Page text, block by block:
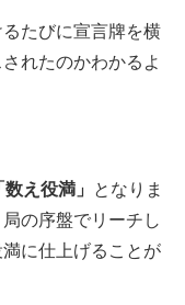
たびに宣言牌を横
れたのかわかるよ
数え役満」
となりま
の序盤でリーチし
に仕上げることが